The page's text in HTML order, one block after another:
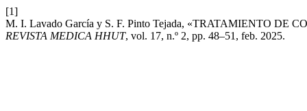
[1]
M. I. Lavado García y S. F. Pinto Tejada, «TRATAMIENTO DE
REVISTA MEDICA HHUT, vol. 17, n.º 2, pp. 48–51, feb. 2025.